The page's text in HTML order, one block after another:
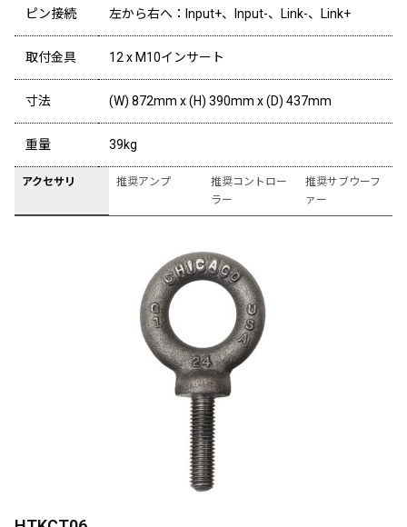
ピン接続 左から右へ：Input+、Input-、Link-、Link+
取付金具 12 x M10インサート
寸法 (W) 872mm x (H) 390mm x (D) 437mm
重量 39kg
アクセサリ 推奨アンプ
推奨コントロー
ラー
推奨サブウーフ
ァー